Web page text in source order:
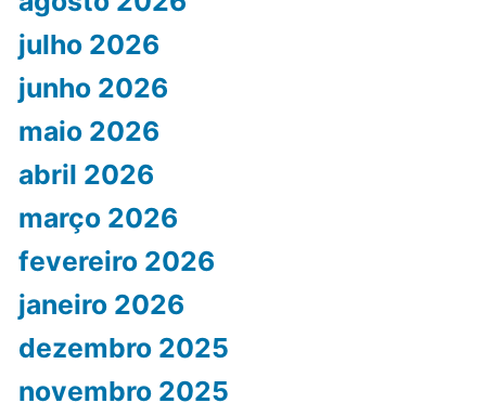
julho 2026
junho 2026
maio 2026
abril 2026
março 2026
fevereiro 2026
janeiro 2026
dezembro 2025
novembro 2025